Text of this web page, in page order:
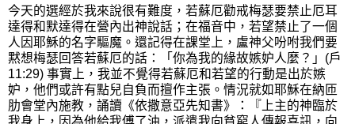
今天的選經於我來說很有難度，若蘇厄勸戒梅瑟要禁止厄耳
達得和默達得在營內出神說話；在福音中，若望禁止了一個
人因耶穌的名字驅魔。還記得在課堂上，盧神父吩咐我們要
黙想梅瑟回答若蘇厄的話：「你為我的緣故嫉妒人麼？」(戶
11:29) 事實上，我並不覺得若蘇厄和若望的行動是出於嫉
妒，他們或許有點兒自負而擅作主張。情況就如耶穌在納匝
肋會堂內施教，誦讀《依撒意亞先知書》：『上主的神臨於
我身上，因為他給我傅了油，派遣我向貧窮人傳報喜訊，向